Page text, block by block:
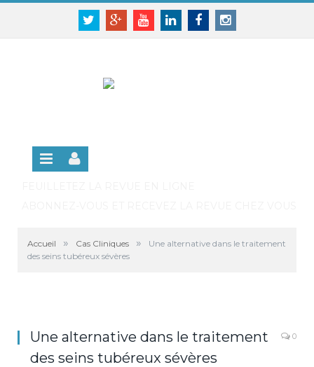
Panneau de gestion des cookies
TwitterGoogle+YoutubeLinkedinFacebookInstagram
SE CONNECTER
Accueil » Cas Cliniques »
Une alternative dans le traitement
des seins tubéreux sévères
Une alternative dans le traitement
des seins tubéreux sévères
0